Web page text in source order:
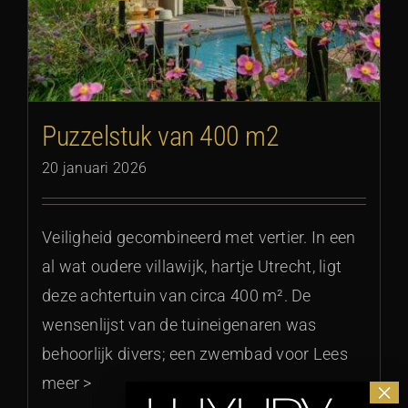
Puzzelstuk van 400 m2
20 januari 2026
Veiligheid gecombineerd met vertier. In een
al wat oudere villawijk, hartje Utrecht, ligt
deze achtertuin van circa 400 m². De
wensenlijst van de tuineigenaren was
behoorlijk divers; een zwembad voor Lees
meer >